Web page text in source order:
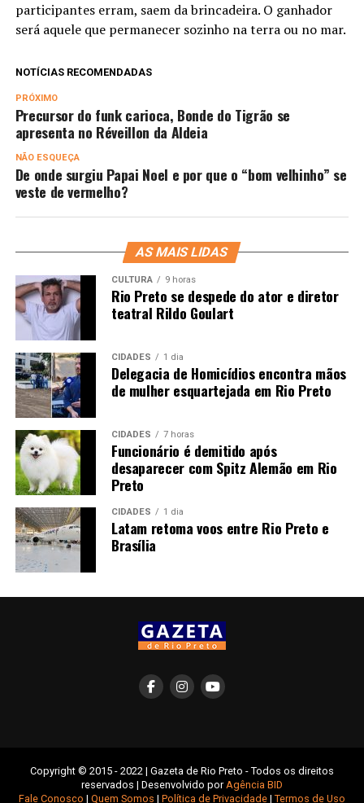
participantes erram, saem da brincadeira. O ganhador
será aquele que permanecer sozinho na terra ou no mar.
NOTÍCIAS RECOMENDADAS
PRÓXIMO
Precursor do funk carioca, Bonde do Tigrão se
apresenta no Réveillon da Aldeia
NÃO ESQUEÇA
De onde surgiu Papai Noel e por que o “bom velhinho” se
veste de vermelho?
AS MAIS LIDAS
CULTURA 9 horas
Rio Preto se despede do ator e diretor
teatral Rildo Goulart
CIDADES 1 dia
Delegacia de Homicídios encontra mãos
de mulher esquartejada em Rio Preto
CIDADES 7 horas
Funcionário é demitido após
desaparecer com Spitz Alemão em Rio
Preto
CIDADES 1 dia
Latam retoma voos entre Rio Preto e
Brasília
Copyright © 2015 - 2022 | Gazeta de Rio Preto - Todos os direitos
reservados | Desenvolvido porAgência BID
Fale Conosco | Quem Somos | Política de Privacidade| Termos de Uso